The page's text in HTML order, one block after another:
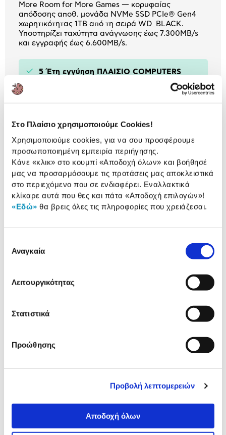
Στο Πλαίσιο χρησιμοποιούμε Cookies!
Χρησιμοποιούμε cookies, για να σου προσφέρουμε
προσωποποιημένη εμπειρία περιήγησης.
Κάνε «κλικ» στο κουμπί «Αποδοχή όλων» και βοήθησέ
μας να προσαρμόσουμε τις προτάσεις μας αποκλειστικά
στο περιεχόμενο που σε ενδιαφέρει. Εναλλακτικά
κλίκαρε αυτά που θες και πάτα «Αποδοχή επιλογών»!
«Εδώ» θα βρεις όλες τις πληροφορίες που χρειάζεσαι.
συγκατάθεσης
Αναγκαία
Λειτουργικότητας
Στατιστικά
Προώθησης
Προβολή λεπτομερειών
Αποδοχή όλων
More Room for More Games — κορυφαίας
απόδοσης αποθ. μονάδα NVMe SSD PCIe® Gen4
χωρητικότητας 1TB από τη σειρά WD_BLACK.
Υποστηρίζει ταχύτητα ανάγνωσης έως 7.300MB/s
και εγγραφής έως 6.600MB/s.
5 Έτη εγγύηση ΠΛΑΙΣΙΟ COMPUTERS
Μέγιστη Ταχύτητα
Ανάγνωσης:
Μέγιστη Ταχύτητα
Εγγραφής:
6300 MB/sec
IOPS Read/Write:
8000004KB IOPS /
παρουσίαση
προϊόντος
Αξιολογήσεις